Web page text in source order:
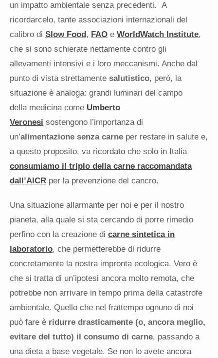
un impatto ambientale senza precedenti. A
ricordarcelo, tante associazioni internazionali del
calibro di Slow Food, FAO e WorldWatch Institute,
che si sono schierate nettamente contro gli
allevamenti intensivi e i loro meccanismi. Anche dal
punto di vista strettamente salutistico, però, la
situazione è analoga: grandi luminari del campo
della medicina come Umberto
Veronesi sostengono l’importanza di
un’alimentazione senza carne per restare in salute e,
a questo proposito, va ricordato che solo in Italia
consumiamo il triplo della carne raccomandata
dall’AICR per la prevenzione del cancro.
Una situazione allarmante per noi e per il nostro
pianeta, alla quale si sta cercando di porre rimedio
perfino con la creazione di carne sintetica in
laboratorio, che permetterebbe di ridurre
concretamente la nostra impronta ecologica. Vero è
che si tratta di un’ipotesi ancora molto remota, che
potrebbe non arrivare in tempo prima della catastrofe
ambientale. Quello che nel frattempo ognuno di noi
può fare è ridurre drasticamente (o, ancora meglio,
evitare del tutto) il consumo di carne, passando a
una dieta a base vegetale. Se non lo avete ancora